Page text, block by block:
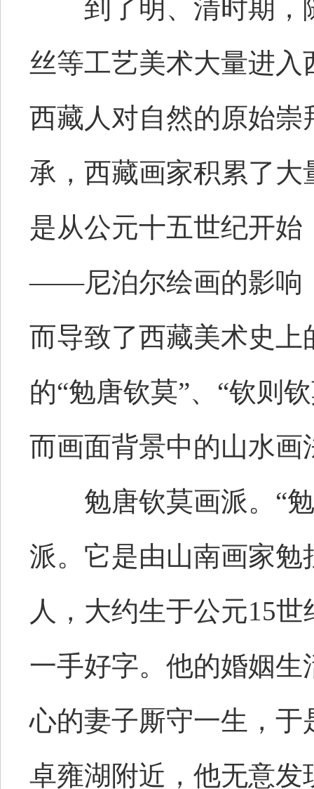
到了明、清时期，
丝等工艺美术大量进
西藏人对自然的原始
承，西藏画家积累了
是从公元十五世纪开
——尼泊尔绘画的影响
而导致了西藏美术史
的“勉唐钦莫”、“钦则
而画面背景中的山水
勉唐钦莫画派。“勉
派。它是由山南画家勉
人，大约生于公元15
一手好字。他的婚姻
心的妻子厮守一生，
卓雍湖附近，他无意